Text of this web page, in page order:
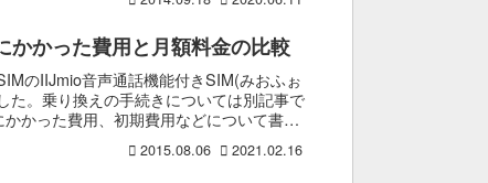
かかった費用と月額料金の比較
のIIJmio音声通話機能付きSIM(みおふぉ
た。乗り換えの手続きについては別記事で
かった費用、初期費用などについて書こ
2015.08.06 2021.02.16